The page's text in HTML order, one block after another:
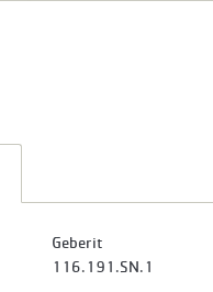
Geberit
116.191.SN.1